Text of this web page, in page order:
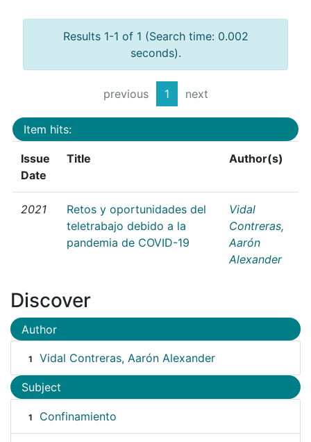
Results 1-1 of 1 (Search time: 0.002
seconds).
previous 1 next
Item hits:
Issue
Date
Title Author(s)
2021
Retos y oportunidades del
teletrabajo debido a la
pandemia de COVID-19
Vidal
Contreras,
Aarón
Alexander
Discover
Author
1 Vidal Contreras, Aarón Alexander
Subject
1 Confinamiento